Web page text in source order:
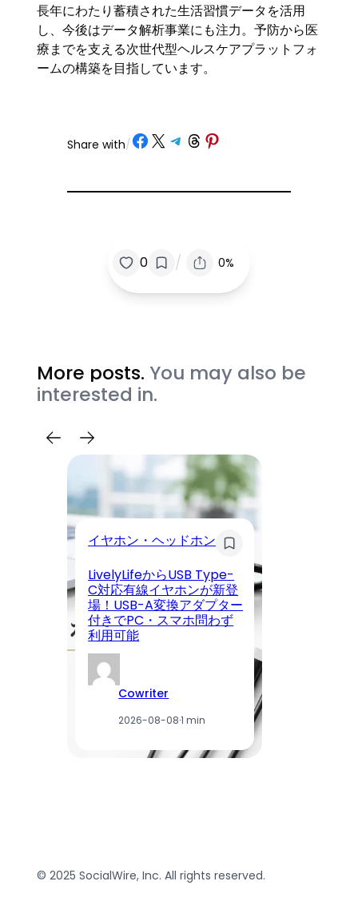
長年にわたり蓄積された生活習慣データを活用
し、今後はデータ解析事業にも注力。予防から医
療までを支える次世代型ヘルスケアプラットフォ
ームの構築を目指しています。
Share with/ Share on Facebook
Share on X Share on Telegram
Share on Threads
Share on Pinterest
0 / 0%
More posts. You may also be
interested in.
イヤホン・ヘッドホン
LivelyLifeからUSB Type-
C対応有線イヤホンが新登
場！USB-A変換アダプター
付きでPC・スマホ問わず
利用可能
Cowriter
2026-08-08·1 min
© 2025 SocialWire, Inc. All rights reserved.